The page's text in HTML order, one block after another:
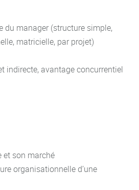
du manager (structure simple,
matricielle, par projet)
indirecte, avantage concurrentiel
et son marché
organisationnelle d’une